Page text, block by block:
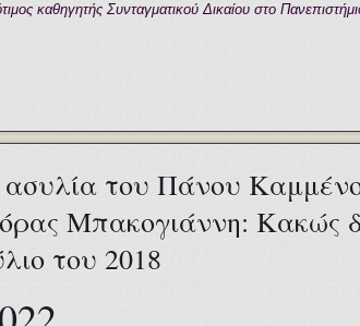
καθηγητής Συνταγματικού Δικαίου στο
του Πάνου
Μπακογιάννη: Κακώς
του 2018